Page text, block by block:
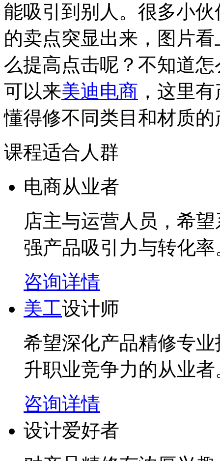
能吸引到别人。很多小
的卖点突显出来，图片
么提高点击呢？不知道
可以来美迪电商 ，这里
懂得修不同类目和材质的
课程适合人群
电商从业者
店主与运营人员，希
强产品吸引力与转化率
咨询详情
美工设计师
希望深化产品精修专
升职业竞争力的从业者
咨询详情
设计爱好者